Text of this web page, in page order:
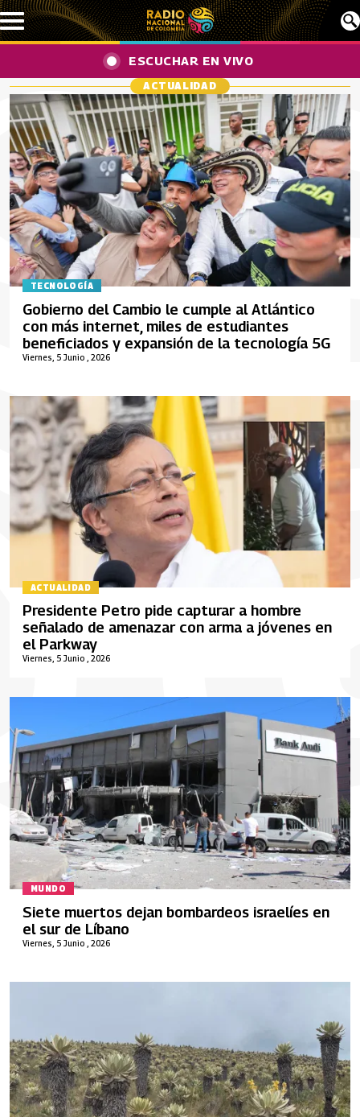
Pasar al contenido principal
ESCUCHAR EN VIVO
ACTUALIDAD
TECNOLOGÍA
Viernes, 5 Junio , 2026
Gobierno del Cambio le cumple al Atlántico
con más internet, miles de estudiantes
beneficiados y expansión de la tecnología 5G
ACTUALIDAD
Viernes, 5 Junio , 2026
Presidente Petro pide capturar a hombre
señalado de amenazar con arma a jóvenes en
el Parkway
MUNDO
Viernes, 5 Junio , 2026
Siete muertos dejan bombardeos israelíes en
el sur de Líbano